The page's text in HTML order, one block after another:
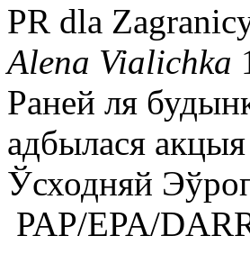
PR dla
Alena Vialichka
Раней ля
адбылася
Ўсходняй
PAP/EPA/